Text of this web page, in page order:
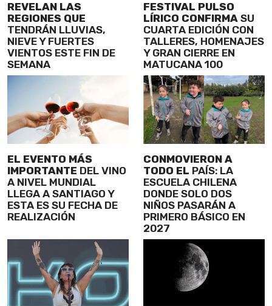
REVELAN LAS
REGIONES QUE
TENDRÁN LLUVIAS,
NIEVE Y FUERTES
VIENTOS ESTE FIN DE
SEMANA
FESTIVAL PULSO
LÍRICO CONFIRMA SU
CUARTA EDICIÓN CON
TALLERES, HOMENAJES
Y GRAN CIERRE EN
MATUCANA 100
EL EVENTO MÁS
IMPORTANTE DEL VINO
A NIVEL MUNDIAL
LLEGA A SANTIAGO Y
ESTA ES SU FECHA DE
REALIZACIÓN
CONMOVIERON A
TODO EL PAÍS: LA
ESCUELA CHILENA
DONDE SOLO DOS
NIÑOS PASARÁN A
PRIMERO BÁSICO EN
2027